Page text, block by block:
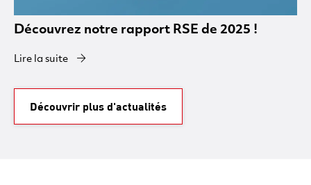
Découvrez notre rapport RSE de 2025 !
Lire la suite
Découvrir plus d'actualités